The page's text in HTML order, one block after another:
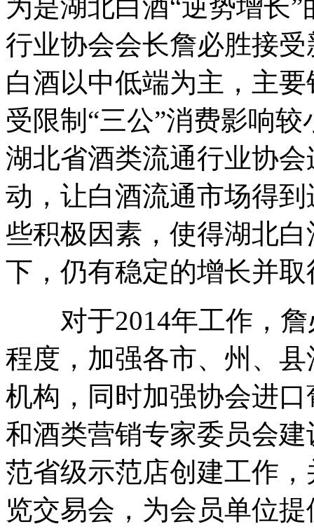
为是湖北白酒“逆势增长
行业协会会长詹必胜接
白酒以中低端为主，主
受限制“三公”消费影响
湖北省酒类流通行业协
动，让白酒流通市场得
些积极因素，使得湖北
下，仍有稳定的增长并
对于2014年工作，詹
程度，加强各市、州、
机构，同时加强协会进
和酒类营销专家委员会
范省级示范店创建工作
览交易会，为会员单位